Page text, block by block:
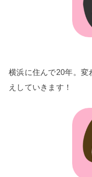
横浜に住んで20年。変
えしていきます！